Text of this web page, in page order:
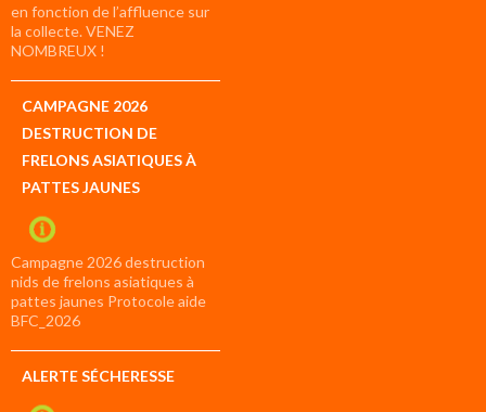
en fonction de l’affluence sur
la collecte. VENEZ
NOMBREUX !
CAMPAGNE 2026
DESTRUCTION DE
FRELONS ASIATIQUES À
PATTES JAUNES
Campagne 2026 destruction
nids de frelons asiatiques à
pattes jaunes Protocole aide
BFC_2026
ALERTE SÉCHERESSE